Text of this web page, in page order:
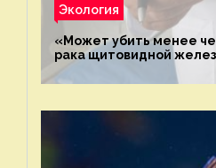
Экология
«Может убить менее
рака щитовидной
экологии на ECOportal